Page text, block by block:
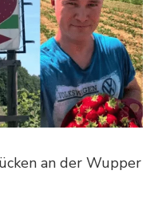
an der Wupper